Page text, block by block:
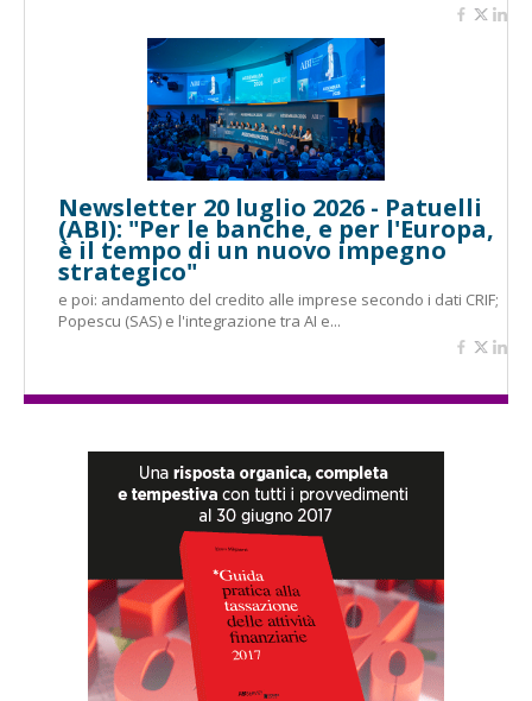
Newsletter 20 luglio 2026 - Patuelli
(ABI): "Per le banche, e per l'Europa,
è il tempo di un nuovo impegno
strategico"
e poi: andamento del credito alle imprese secondo i dati CRIF;
Popescu (SAS) e l'integrazione tra AI e...